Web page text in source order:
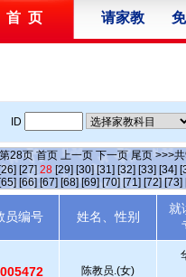
首 页 请家教
ID
28页 首页 上一页 下一页 尾页 >>>共
[26] [27] 28 [29] [30] [31] [32] [33] [34]
[65] [66] [67] [68] [69] [70] [71] [72] [73]
员编号 姓名、性别
就
陈教员.(女)